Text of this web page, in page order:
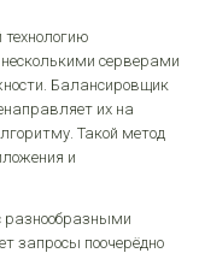
серверами
Балансировщик
их на
Такой метод
и
разнообразными
запросы поочерёдно